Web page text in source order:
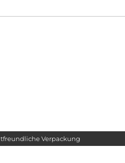
Verpackung